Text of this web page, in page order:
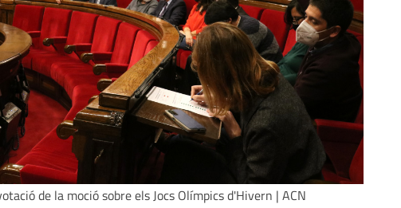
de la moció sobre els Jocs Olímpics d'Hivern | ACN